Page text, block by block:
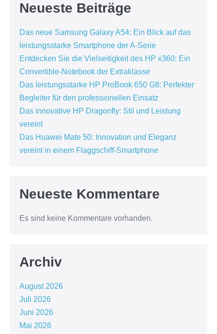
Neueste Beiträge
Das neue Samsung Galaxy A54: Ein Blick auf das
leistungsstarke Smartphone der A-Serie
Entdecken Sie die Vielseitigkeit des HP x360: Ein
Convertible-Notebook der Extraklasse
Das leistungsstarke HP ProBook 650 G8: Perfekter
Begleiter für den professionellen Einsatz
Das innovative HP Dragonfly: Stil und Leistung
vereint
Das Huawei Mate 50: Innovation und Eleganz
vereint in einem Flaggschiff-Smartphone
Neueste Kommentare
Es sind keine Kommentare vorhanden.
Archiv
August 2026
Juli 2026
Juni 2026
Mai 2026